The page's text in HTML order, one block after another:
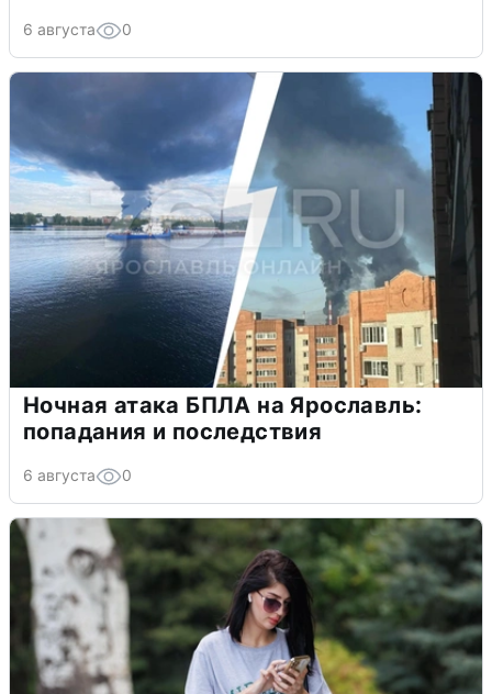
6 августа 0
Ночная атака БПЛА на Ярославль:
попадания и последствия
6 августа 0